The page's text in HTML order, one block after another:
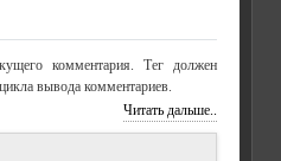
комментария. Тег должен
вывода комментариев.
Читать дальше..